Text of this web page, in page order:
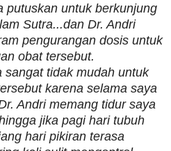
putuskan untuk berkunjung
Sutra...dan Dr. Andri
pengurangan dosis untuk
obat tersebut.
sangat tidak mudah untuk
karena selama saya
Andri memang tidur saya
jika pagi hari tubuh
hari pikiran terasa